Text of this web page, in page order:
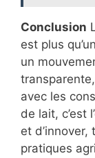
Conclusion
est plus
un
avec les
de lait, c’est
et
pratiques